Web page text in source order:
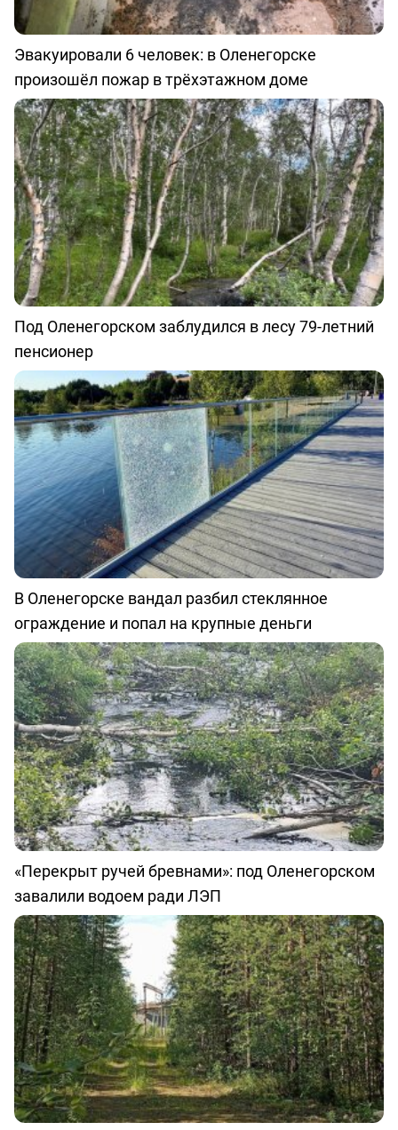
Эвакуировали 6 человек: в Оленегорске
произошёл пожар в трёхэтажном доме
Под Оленегорском заблудился в лесу 79-летний
пенсионер
В Оленегорске вандал разбил стеклянное
ограждение и попал на крупные деньги
«Перекрыт ручей бревнами»: под Оленегорском
завалили водоем ради ЛЭП